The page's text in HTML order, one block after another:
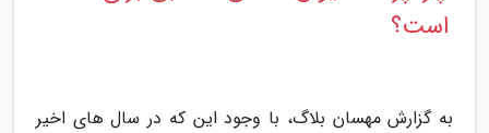
است؟
به گزارش مهسان بلاگ، با وجود این که در سال های اخیر